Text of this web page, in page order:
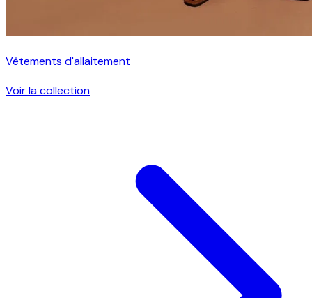
Vêtements d'allaitement
Voir la collection